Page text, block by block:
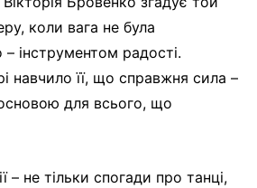
коли вага не була
інструментом радості.
навчило її, що справжня сила –
для всього, що
– не тільки спогади про танці,